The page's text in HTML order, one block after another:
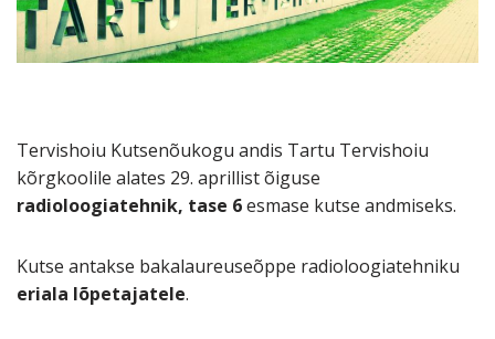
Tervishoiu Kutsenõukogu andis Tartu Tervishoiu
kõrgkoolile alates 29. aprillist õiguse
radioloogiatehnik, tase 6esmase kutse andmiseks.
Kutse antakse bakalaureuseõppe radioloogiatehniku
eriala lõpetajatele.